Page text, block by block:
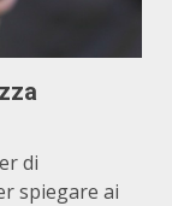
di
spiegare ai